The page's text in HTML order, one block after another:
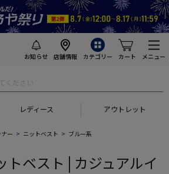
お知らせ 店舗情報 カテゴリー カート メニュー
レディース アウトレット
アップ スーツ
ー ニットベスト ブルー系
トベスト | カジュアルイ